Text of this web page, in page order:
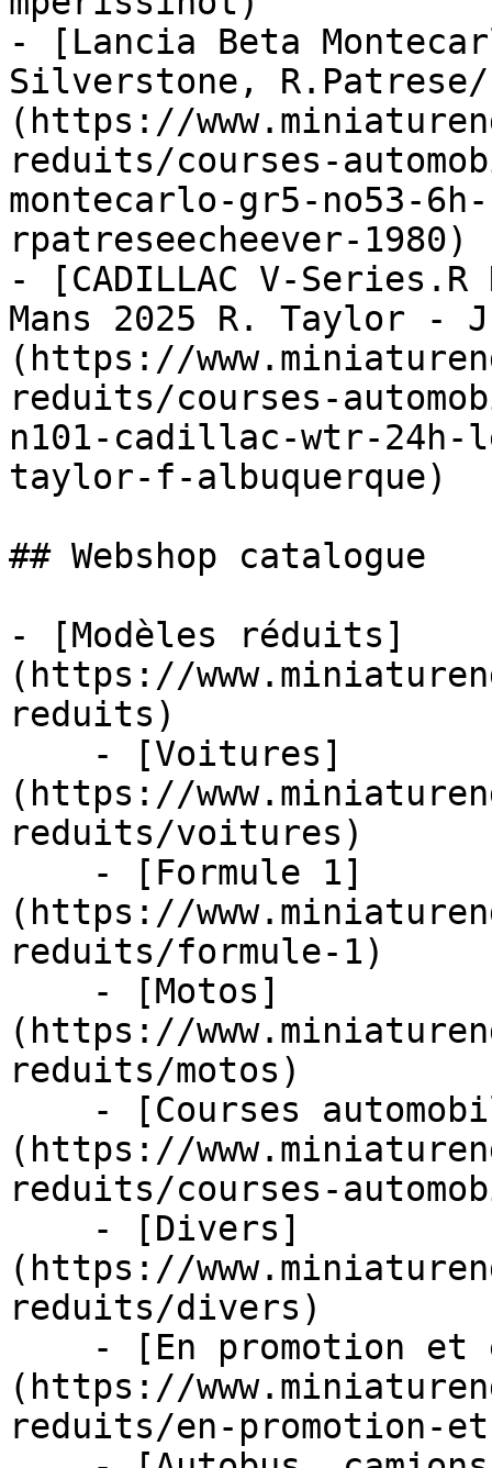
- [Lancia Beta
Silverstone, R.Patrese/
(https://
reduits/courses-
montecarlo-gr5-no53-
rpatreseecheever-1980)
- [CADILLAC V-Series.R
Mans 2025 R. Taylor -
(https://
reduits/courses-
n101-cadillac-wtr-
taylor-f-albuquerque)
## Webshop catalogue
- [Modèles réduits]
(https://
reduits)
(https://
reduits/voitures)
(https://
reduits/formule-1)
(https://
reduits/motos)
(https://
reduits/courses-
(https://
reduits/divers)
(https://
reduits/en-promotion-